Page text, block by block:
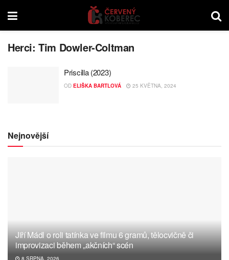
Herci:Tim Dowler-Coltman
Priscilla (2023)
OD ELIŠKA BARTLOVÁ 25 KVĚTNA, 2024
Nejnovější
Jiří Mádl o roli tatínka ve filmu 6 gramů, tělocvičně či
improvizaci během „akčních“ scén
8 SRPNA, 2026